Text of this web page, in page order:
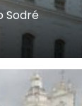
Sodré